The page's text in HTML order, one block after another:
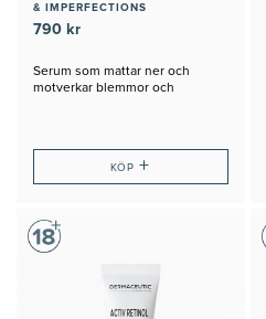
& IMPERFECTIONS
790 kr
Serum som mattar ner och
motverkar blemmor och
KÖP+